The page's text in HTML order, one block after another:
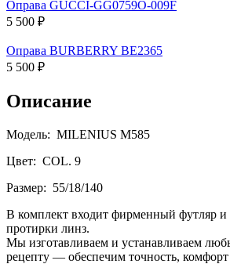
Оправа GUCCI-GG0759O-009F
5 500 ₽
Оправа BURBERRY BE2365
5 500 ₽
Описание
Модель: MILENIUS M585
Цвет: COL. 9
Размер: 55/18/140
В комплект входит фирменный футляр и
протирки линз.
Мы изготавливаем и устанавливаем
рецепту — обеспечим точность, комфорт